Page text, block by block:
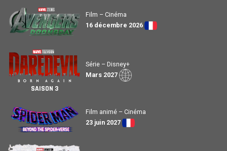
Film – Cinéma
16 décembre 2026
SAISON 3
Série – Disney+
Mars 2027
Film animé – Cinéma
23 juin 2027